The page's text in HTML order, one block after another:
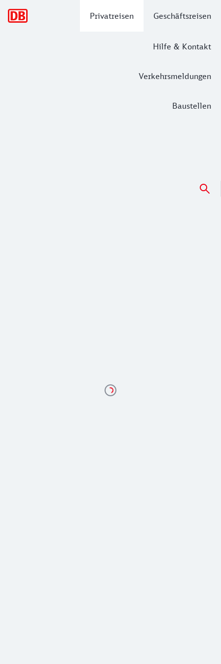
Privatreisen Geschäftsreisen
Hilfe & Kontakt
Verkehrsmeldungen
Baustellen